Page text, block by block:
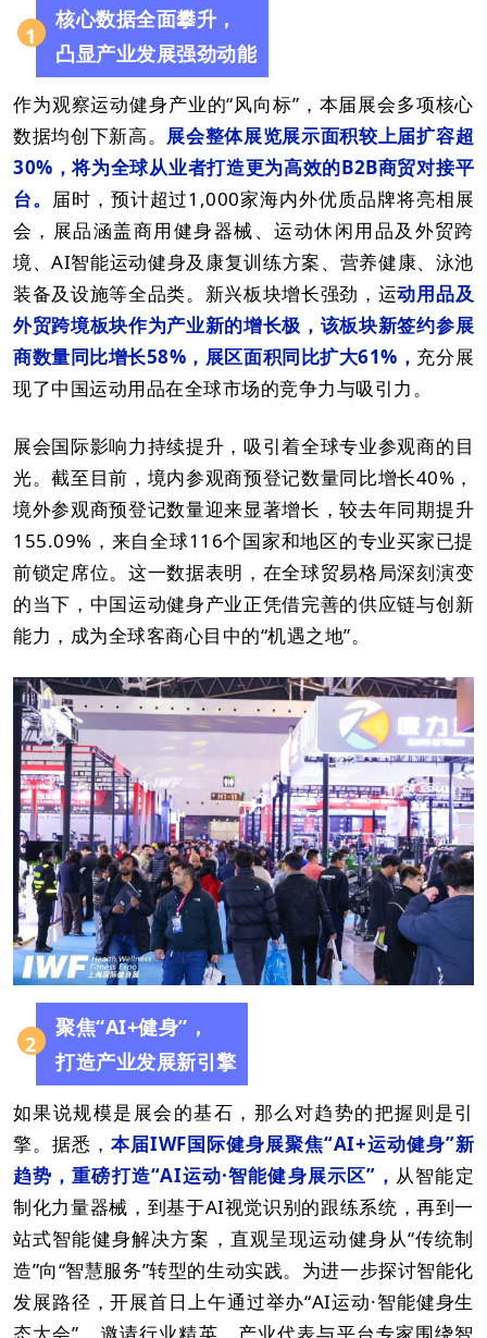
1
核心数据全面攀升，
凸显产业发展强劲动能
作为观察运动健身产业的“风向标”，本届展会多项核心
数据均创下新高。 展会整体展览展示面积较上届扩容超
30%，将为全球从业者打造更为高效的B2B商贸对接平
台。 届时，预计超过1,000家海内外优质品牌将亮相展
会，展品涵盖商用健身器械、运动休闲用品及外贸跨
境、AI智能运动健身及康复训练方案、营养健康、泳池
装备及设施等全品类。新兴板块增长强劲，运动用品及
外贸跨境板块作为产业新的增长极，该板块新签约参展
商数量同比增长58%，展区面积同比扩大61%， 充分展
现了中国运动用品在全球市场的竞争力与吸引力。
展会国际影响力持续提升，吸引着全球专业参观商的目
光。截至目前，境内参观商预登记数量同比增长40%，
境外参观商预登记数量迎来显著增长，较去年同期提升
155.09%，来自全球116个国家和地区的专业买家已提
前锁定席位。这一数据表明，在全球贸易格局深刻演变
的当下，中国运动健身产业正凭借完善的供应链与创新
能力，成为全球客商心目中的“机遇之地”。
2
聚焦“AI+健身”，
打造产业发展新引擎
如果说规模是展会的基石，那么对趋势的把握则是引
擎。据悉， 本届IWF国际健身展聚焦“AI+运动健身”新
趋势，重磅打造“AI运动·智能健身展示区”， 从智能定
制化力量器械，到基于AI视觉识别的跟练系统，再到一
站式智能健身解决方案，直观呈现运动健身从“传统制
造”向“智慧服务”转型的生动实践。为进一步探讨智能化
发展路径，开展首日上午通过举办“AI运动·智能健身生
态大会”，邀请行业精英、产业代表与平台专家围绕智